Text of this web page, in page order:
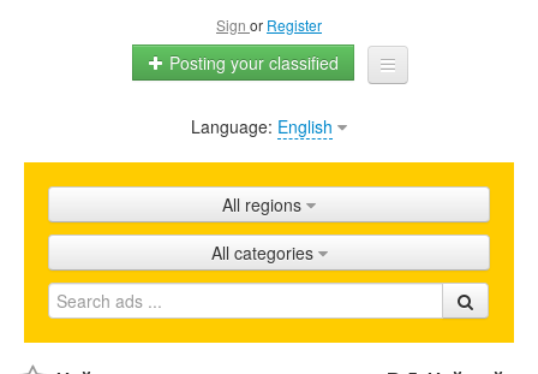
Sign or Register
Posting your classified
Home
Shops
Promotion
FAQ
Language: English
All regions
All categories